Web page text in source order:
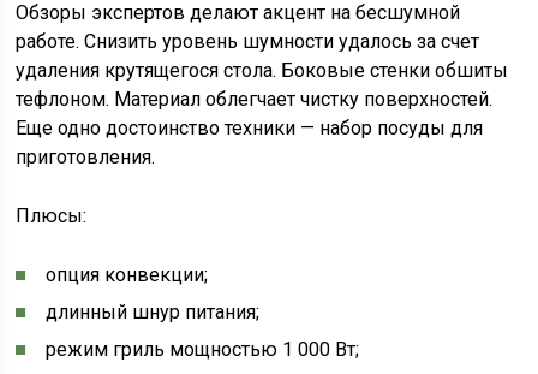
Обзоры экспертов делают акцент на бесшумной
работе. Снизить уровень шумности удалось за счет
удаления крутящегося стола. Боковые стенки обшиты
тефлоном. Материал облегчает чистку поверхностей.
Еще одно достоинство техники — набор посуды для
приготовления.
Плюсы:
опция конвекции;
длинный шнур питания;
режим гриль мощностью 1 000 Вт;